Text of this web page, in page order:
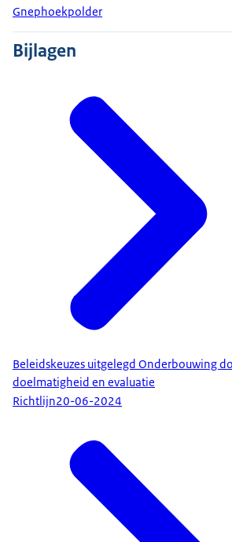
Gnephoekpolder
Bijlagen
Beleidskeuzes uitgelegd Onderbouwing
doelmatigheid en evaluatie
Richtlijn20-06-2024